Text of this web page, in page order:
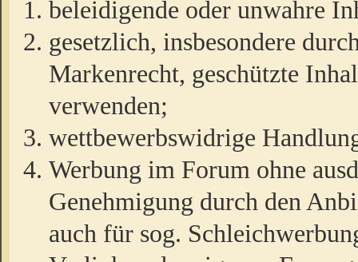
beleidigende oder unwahre
gesetzlich, insbesondere
Markenrecht, geschützte
verwenden;
wettbewerbswidrige
Werbung im Forum ohne
Genehmigung durch den
auch für sog.